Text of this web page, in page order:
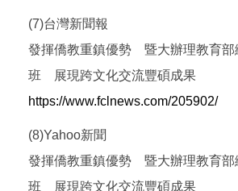
(7)台灣新聞報
發揮僑教重鎮優勢 暨大辦理教育部
班 展現跨文化交流豐碩成果
https://www.fclnews.com/205902/
(8)Yahoo新聞
發揮僑教重鎮優勢 暨大辦理教育部
班 展現跨文化交流豐碩成果